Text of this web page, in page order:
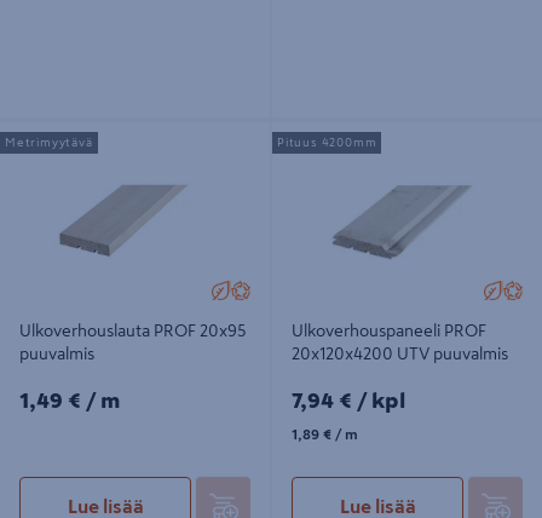
Ulkoverhouslauta PROF 20x95
puuvalmis
Ulkoverhouslauta PROF 20x95
puuvalmis
1,49€/m
1,49 € / m
Lue lisää
Metrimyytävä
Ulkoverhouspaneeli PROF
20x120x4200 UTV puuvalmis
Ulkoverhouspaneeli PROF
20x120x4200 UTV puuvalmis
7,94€/kpl
7,94 € / kpl
1,89€/m
1,89 € / m
Lue lisää
Pituus 4200mm